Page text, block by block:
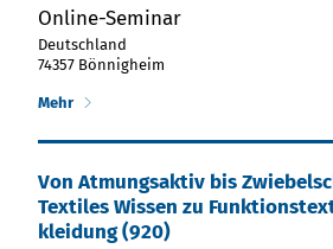
Online-Seminar
Deutschland
74357 Bönnigheim
Mehr
Von At­mungs­ak­tiv bis
Tex­ti­les Wis­sen zu
klei­dung (920)